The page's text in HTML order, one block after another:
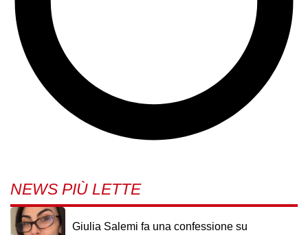
NEWS PIÙ LETTE
Giulia Salemi fa una confessione su